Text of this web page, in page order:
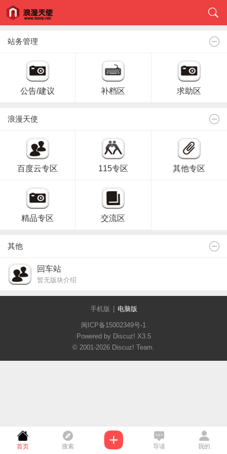
站务管理
公告/建议 补档区 求助区
浪漫天使
百度云专区 115专区 其他专区
精品专区 交流区
其他
回车站
暂无版块介绍
手机版 电脑版
闽ICP备15002349号-1
Powered by Discuz! X3.5
© 2001-2026 Discuz! Team.
首页 搜索 导读 我的